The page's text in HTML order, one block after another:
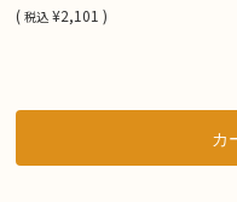
( 税込 ¥2,101 )